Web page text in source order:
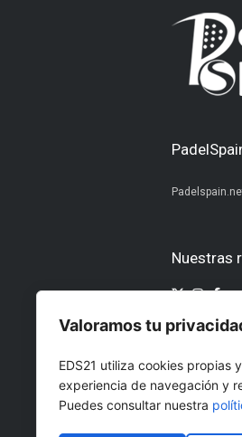
Nuestras
Otros
AltoDirectivo
RRHHDigital
The Imagine
Valoramos tu
EDS21 utiliza cookies propias
experiencia de navegación y
Puedes consultar nuestra